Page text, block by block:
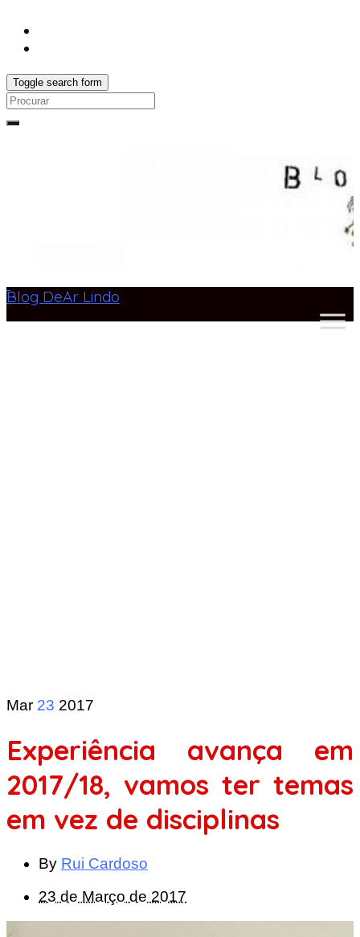
Toggle search form
Search
Blog DeAr Lindo
Mar 23 2017
Experiência avança em
2017/18, vamos ter temas
em vez de disciplinas
By Rui Cardoso
23 de Março de 2017